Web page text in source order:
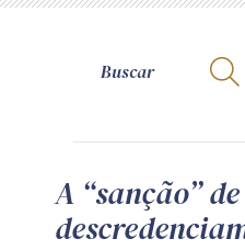
A
Como
A “sanção” de